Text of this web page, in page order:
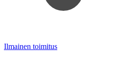
Ilmainen toimitus